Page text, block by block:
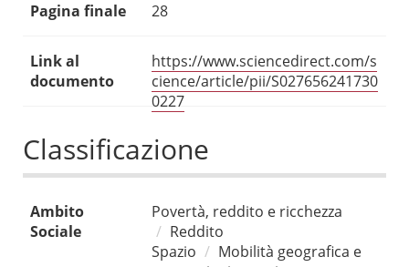
Pagina finale 28
Link al
documento
https://www.sciencedirect.com/s
cience/article/pii/S027656241730
0227
Classificazione
Ambito
Sociale
Povertà, reddito e ricchezza
Reddito
Spazio
Mobilità geografica e